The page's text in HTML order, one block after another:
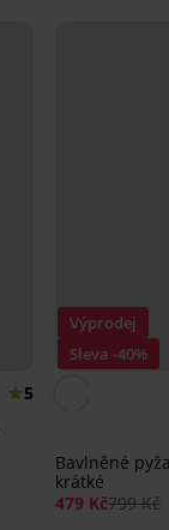
5
Výprodej
Sleva -40%
Bavlněné
krátké
479 Kč799 Kč